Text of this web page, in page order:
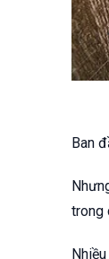
Ban
trong